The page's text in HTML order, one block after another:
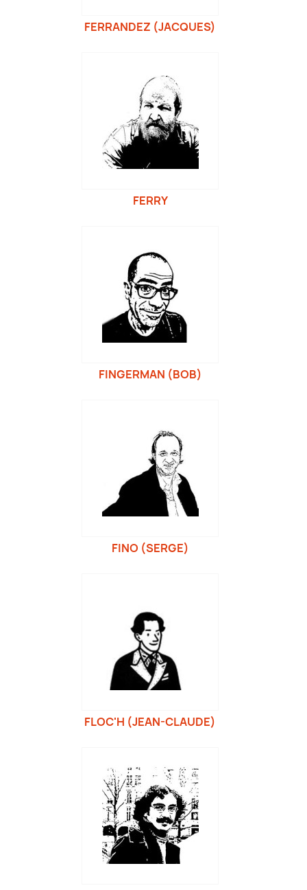
FERRANDEZ (JACQUES)
FERRY
FINGERMAN (BOB)
FINO (SERGE)
FLOC'H (JEAN-CLAUDE)